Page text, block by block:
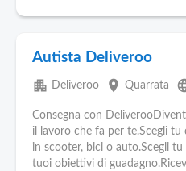
Autista Deliveroo
apartment Deliveroo place Quarrata
Consegna con
il lavoro che fa per te.Scegli tu
in scooter, bici o auto.Scegli tu
tuoi obiettivi di